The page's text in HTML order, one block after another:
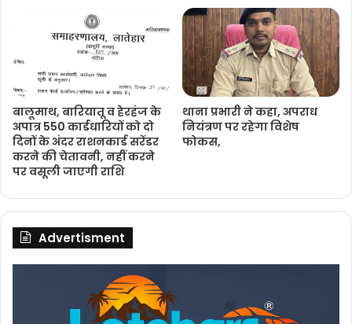
बालूमाथ, बारियातू व हेरहंज के
अपात्र 550 कार्डधारियों को दो
दिनों के अंदर राशनकार्ड सरेंडर
करने की चेतावनी, नहीं करने
पर वसूली जाएगी राशि
थाना प्रभारी ने कहा, अपराध
नियंत्रण पर रहेगा विशेष
फोकस,
Advertisment